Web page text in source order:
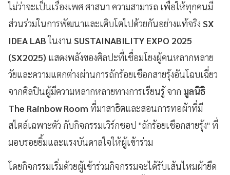
ไม่ว่าจะเป็นเรื่องเพศ ศาสนา ความสามารถ เพื่อให้ทุกคนมี
ส่วนร่วมในการพัฒนาและเติบโตไปด้วยกันอย่างแท้จริง SX
IDEA LABในงาน SUSTAINABILITY EXPO 2025
(SX2025) แสดงพลังของศิลปะที่เชื่อมโยงผู้คนหลากหลาย
วัยและความแตกต่างผ่านการถักร้อยเชือกสายรุ้งอันโฉบเฉี่ยว
จากศิลปินผู้มีความหลากหลายทางการเรียนรู้ จาก มูลนิธิ
The Rainbow Room ที่มาสาธิตและสอนการทอผ้าที่มี
สไตล์เฉพาะตัว กับกิจกรรมเวิร์กชอป "ถักร้อยเชือกสายรุ้ง" ที่
มอบรอยยิ้มและแรงบันดาลใจให้ผู้เข้าร่วม
โดยกิจกรรมเริ่มด้วยผู้เข้าร่วมกิจกรรมจะได้รับเส้นไหมผ้ายืด